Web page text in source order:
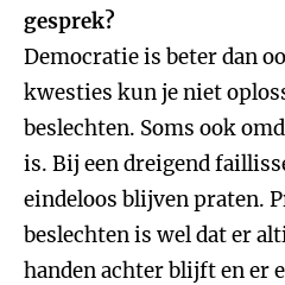
gesprek?
Democratie is beter dan
kwesties kun je niet
beslechten. Soms ook
is. Bij een dreigend
eindeloos blijven praten.
beslechten is wel dat er
handen achter blijft en er